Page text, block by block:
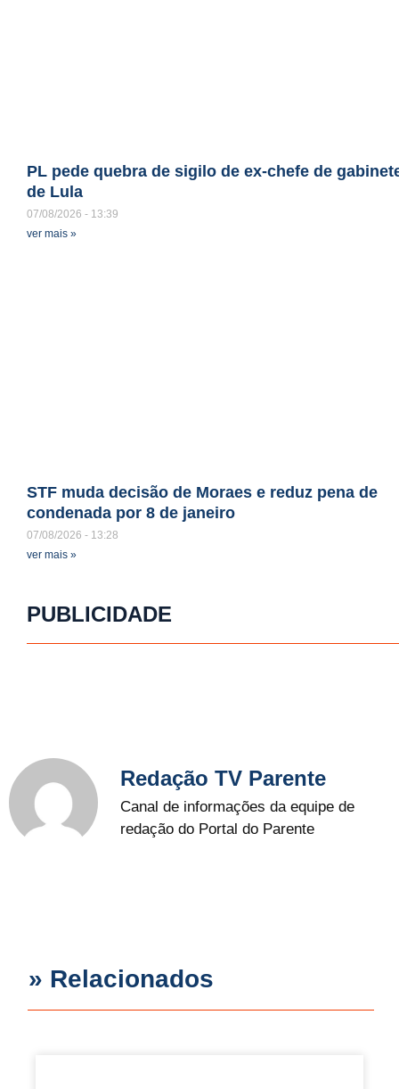
PL pede quebra de sigilo de ex-chefe de
de Lula
07/08/2026
13:39
ver mais »
STF muda decisão de Moraes e reduz pena de
condenada por 8 de janeiro
07/08/2026
13:28
ver mais »
PUBLICIDADE
Redação TV Parente
Canal de informações da equipe de
redação do Portal do Parente
» Relacionados